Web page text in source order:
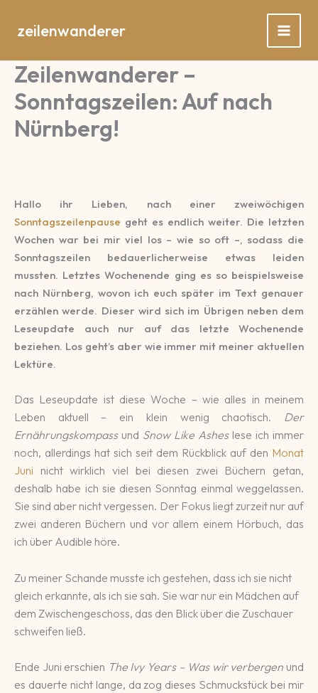
Inhaltzeilenwanderer
Zeilenwanderer –
Sonntagszeilen: Auf nach
Nürnberg!
Hallo ihr Lieben, nach einer zweiwöchigen
Sonntagszeilenpause geht es endlich weiter. Die letzten
Wochen war bei mir viel los – wie so oft –, sodass die
Sonntagszeilen bedauerlicherweise etwas leiden
mussten. Letztes Wochenende ging es so beispielsweise
nach Nürnberg, wovon ich euch später im Text genauer
erzählen werde. Dieser wird sich im Übrigen neben dem
Leseupdate auch nur auf das letzte Wochenende
beziehen. Los geht’s aber wie immer mit meiner aktuellen
Lektüre.
Das Leseupdate ist diese Woche – wie alles in meinem
Leben aktuell – ein klein wenig chaotisch. Der
Ernährungskompassund Snow Like Asheslese ich immer
noch, allerdings hat sich seit dem Rückblick auf den Monat
Juni nicht wirklich viel bei diesen zwei Büchern getan,
deshalb habe ich sie diesen Sonntag einmal weggelassen.
Sie sind aber nicht vergessen. Der Fokus liegt zurzeit nur auf
zwei anderen Büchern und vor allem einem Hörbuch, das
ich über Audible höre.
Zu meiner Schande musste ich gestehen, dass ich sie nicht
gleich erkannte, als ich sie sah. Sie war nur ein Mädchen auf
dem Zwischengeschoss, das den Blick über die Zuschauer
schweifen ließ.
Ende Juni erschien The Ivy Years – Was wir verbergen und
es dauerte nicht lange, da zog dieses Schmuckstück bei mir